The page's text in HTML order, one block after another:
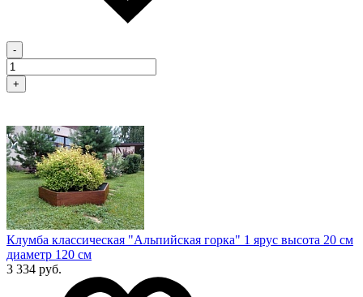
-
+
Клумба классическая "Альпийская горка" 1 ярус высота 20 см
диаметр 120 см
3 334 руб.